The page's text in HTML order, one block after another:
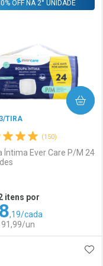
sem Desconto
R$ 336,59/cada
sem Desconto
R$ 336,59/cada
(150)
TIRA
Íntima Ever Care P/M 24
OFF NA 2° UNIDADE
itens por
,19/cada
91,99/un
COMPRAR
AOS FAVORITOS